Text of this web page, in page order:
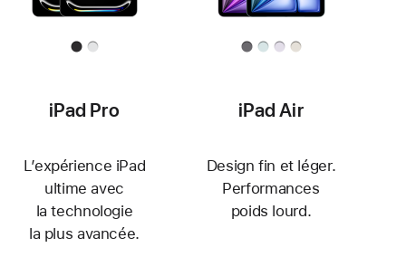
iPad Pro
L’expérience iPad
ultime avec
la technologie
la plus avancée.
iPad Air
Design fin et léger.
Performances
poids lourd.